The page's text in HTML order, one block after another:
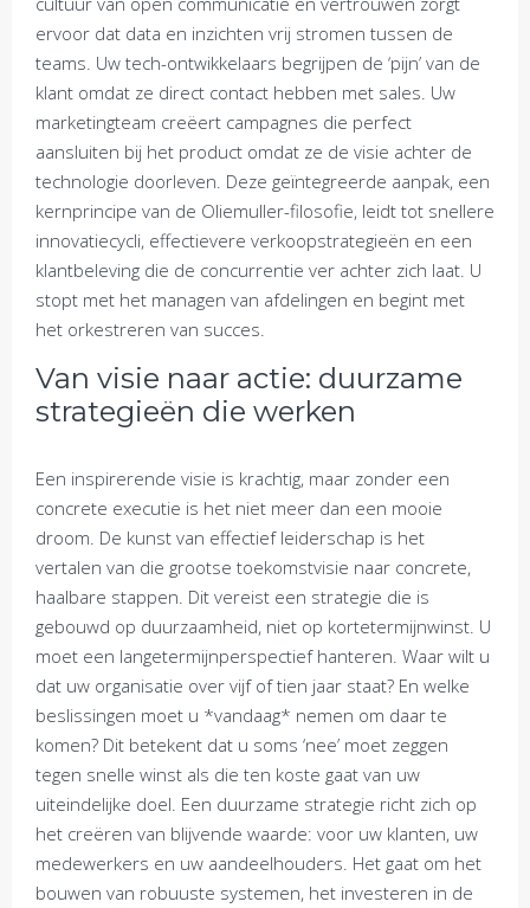
ervoor dat data en inzichten vrij stromen tussen de
teams. Uw tech-ontwikkelaars begrijpen de ‘pijn’ van de
klant omdat ze direct contact hebben met sales. Uw
marketingteam creëert campagnes die perfect
aansluiten bij het product omdat ze de visie achter de
technologie doorleven. Deze geïntegreerde aanpak, een
kernprincipe van de Oliemuller-filosofie, leidt tot snellere
innovatiecycli, effectievere verkoopstrategieën en een
klantbeleving die de concurrentie ver achter zich laat. U
stopt met het managen van afdelingen en begint met
het orkestreren van succes.
Van visie naar actie: duurzame
strategieën die werken
Een inspirerende visie is krachtig, maar zonder een
concrete executie is het niet meer dan een mooie
droom. De kunst van effectief leiderschap is het
vertalen van die grootse toekomstvisie naar concrete,
haalbare stappen. Dit vereist een strategie die is
gebouwd op duurzaamheid, niet op kortetermijnwinst. U
moet een langetermijnperspectief hanteren. Waar wilt u
dat uw organisatie over vijf of tien jaar staat? En welke
beslissingen moet u *vandaag* nemen om daar te
komen? Dit betekent dat u soms ‘nee’ moet zeggen
tegen snelle winst als die ten koste gaat van uw
uiteindelijke doel. Een duurzame strategie richt zich op
het creëren van blijvende waarde: voor uw klanten, uw
medewerkers en uw aandeelhouders. Het gaat om het
bouwen van robuuste systemen, het investeren in de